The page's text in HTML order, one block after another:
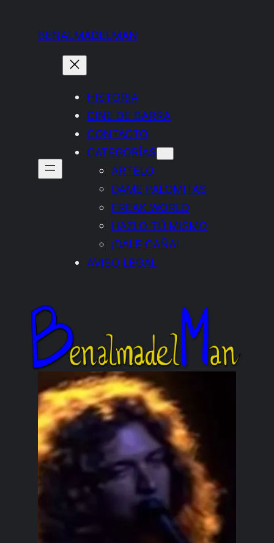
BENALMADELMAN
HISTORIA
CINE DE BARRA
CONTACTO
CATEGORÍAS
ÁRTELO
DAME PALOMITAS
FREAK WORLD
HAZLO TÚ MISMO
¡DALE CAÑA!
AVISO LEGAL